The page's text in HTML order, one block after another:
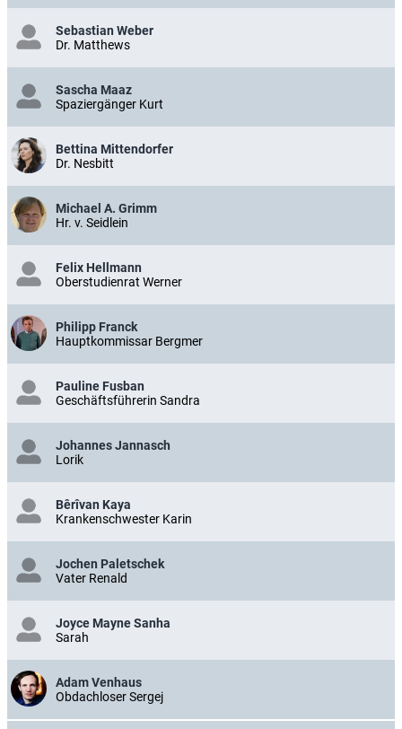
Sebastian Weber
Dr. Matthews
Sascha Maaz
Spaziergänger Kurt
Bettina Mittendorfer
Dr. Nesbitt
Michael A. Grimm
Hr. v. Seidlein
Felix Hellmann
Oberstudienrat Werner
Philipp Franck
Hauptkommissar Bergmer
Pauline Fusban
Geschäftsführerin Sandra
Johannes Jannasch
Lorik
Bêrîvan Kaya
Krankenschwester Karin
Jochen Paletschek
Vater Renald
Joyce Mayne Sanha
Sarah
Adam Venhaus
Obdachloser Sergej